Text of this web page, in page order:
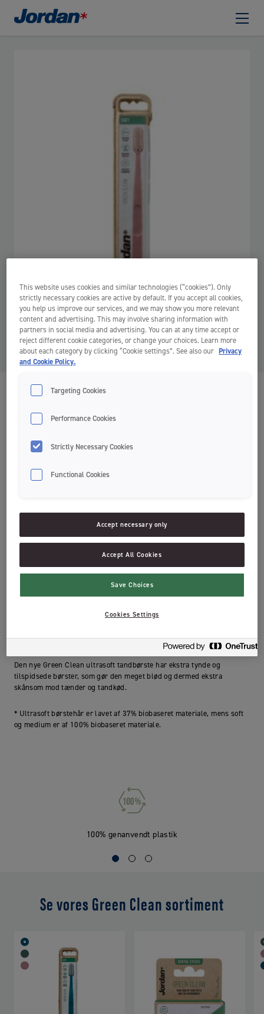
Green Clean Tandbørste
Tandbørster
Børstehår af 100% biobaseret nylon, som stammer fra
ricinusolieplanter – en vedvarende kilde.
Emballage af 100% genanvendte papirfibre.
Etiket lavet af FSC-certificeret papir, der sikrer, at det
stammer fra ansvarlig skovdrift
Medium, Soft og Ultrasoft
Jordan Green Clean kombinerer fremragende funktionalitet og
børster og i 4 forskellige farver.
Den nye Green Clean ultrasoft tandbørste har ekstra tynde og
tilspidsede børster, som gør den meget blød og dermed ekstra
skånsom mod tænder og tandkød.
* Ultrasoft børstehår er lavet af 37% biobaseret materiale, mens soft
og medium er af 100% biobaseret materiale.
100% genanvendt plastik
Se vores Green Clean sortiment
This website uses cookies and similar technologies (“cookies”). Only
strictly necessary cookies are active by default. If you accept all cookies,
you help us improve our services, and we may show you more relevant
content and advertising. This may involve sharing information with
partners in social media and advertising. You can at any time accept or
reject different cookie categories, or change your choices. Learn more
about each category by clicking “Cookie settings”. See also our Privacy
and Cookie Policy.
Targeting Cookies
Performance Cookies
Strictly Necessary Cookies
Functional Cookies
Accept necessary only
Accept All Cookies
Save Choices
Cookies Settings